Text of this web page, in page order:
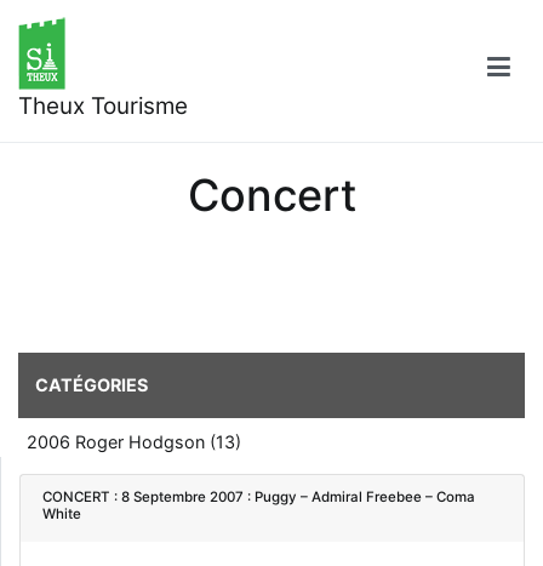
contenu
Theux Tourisme
Concert
CATÉGORIES
2006 Roger Hodgson (13)
CONCERT : 8 Septembre 2007 : Puggy – Admiral Freebee – Coma
White